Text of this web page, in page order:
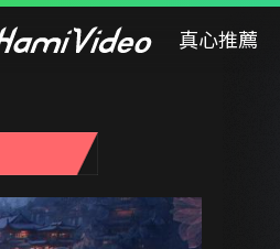
真心推薦